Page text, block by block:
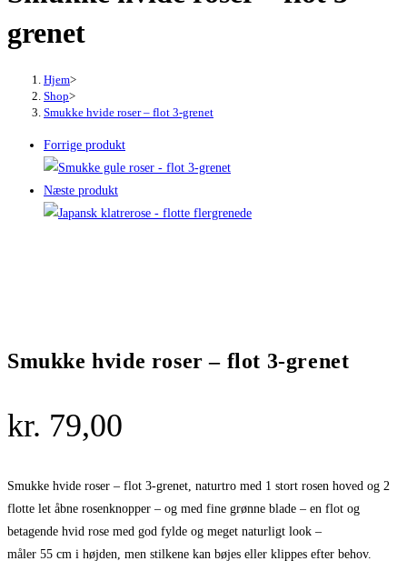
3-
grenet
Hjem>
Shop>
Smukke hvide roser – flot 3-grenet
Forrige produkt
Næste produkt
Smukke hvide roser – flot 3-grenet
kr. 79,00
Smukke hvide roser – flot 3-grenet, naturtro med 1 stort rosen hoved og 2
flotte let åbne rosenknopper – og med fine grønne blade – en flot og
betagende hvid rose med god fylde og meget naturligt look –
måler 55 cm i højden, men stilkene kan bøjes eller klippes efter behov.